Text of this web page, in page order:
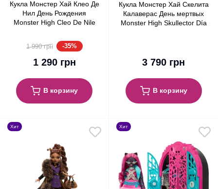
Кукла Монстер Хай Клео Де
Нил День Рождения
Monster High Cleo De Nile
(JBG76)
1 990 грн -35%
1 290 грн
В корзину
Кукла Монстер Хай Скелита
Калаверас День мертвых
Monster High Skullector Día
3 790 грн
В корзину
Хит Хит